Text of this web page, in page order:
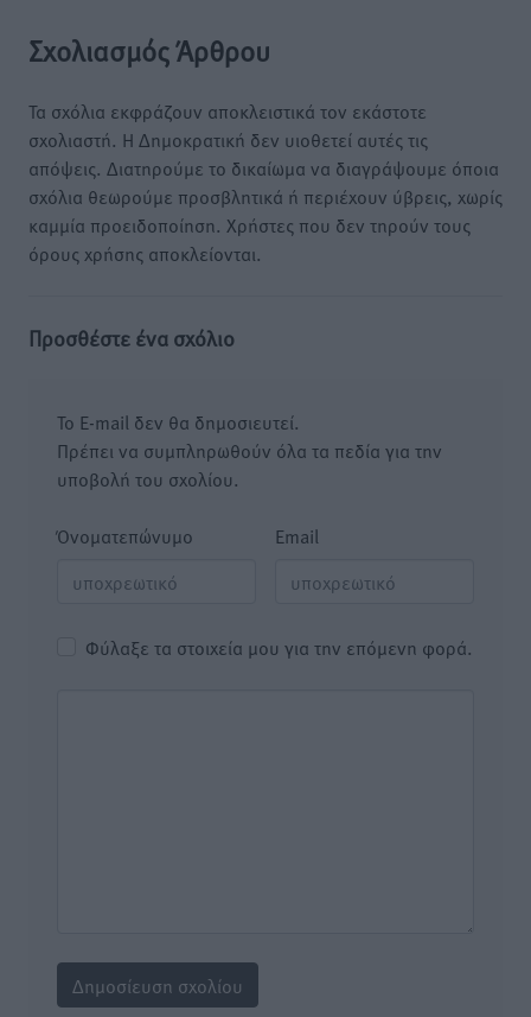
Σχολιασμός Άρθρου
Τα σχόλια εκφράζουν αποκλειστικά τον εκάστοτε
σχολιαστή. Η Δημοκρατική δεν υιοθετεί αυτές τις
απόψεις. Διατηρούμε το δικαίωμα να διαγράψουμε όποια
σχόλια θεωρούμε προσβλητικά ή περιέχουν ύβρεις, χωρίς
καμμία προειδοποίηση. Χρήστες που δεν τηρούν τους
όρους χρήσης αποκλείονται.
Προσθέστε ένα σχόλιο
Το E-mail δεν θα δημοσιευτεί.
Πρέπει να συμπληρωθούν όλα τα πεδία για την
υποβολή του σχολίου.
Όνοματεπώνυμο Email
Φύλαξε τα στοιχεία μου για την επόμενη φορά.